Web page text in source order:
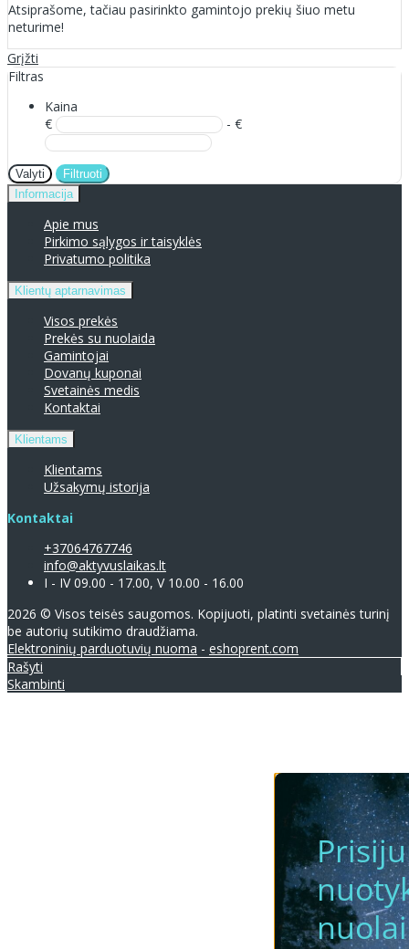
Atsiprašome, tačiau pasirinkto gamintojo prekių šiuo metu
neturime!
Grįžti
Filtras
Kaina
€
- €
Valyti
Filtruoti
Informacija
Apie mus
Pirkimo sąlygos ir taisyklės
Privatumo politika
Klientų aptarnavimas
Visos prekės
Prekės su nuolaida
Gamintojai
Dovanų kuponai
Svetainės medis
Kontaktai
Klientams
Klientams
Užsakymų istorija
Kontaktai
+37064767746
info@aktyvuslaikas.lt
I - IV 09.00 - 17.00, V 10.00 - 16.00
2026 © Visos teisės saugomos. Kopijuoti, platinti svetainės turinį
be autorių sutikimo draudžiama.
Elektroninių parduotuvių nuoma - eshoprent.com
Rašyti
Skambinti